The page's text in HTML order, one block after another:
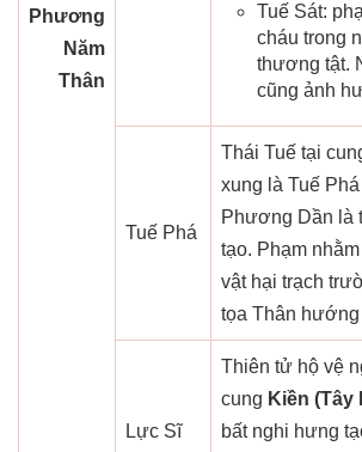
Phương
Năm
Thân
Tuế Sát:
cháu trong
thương tật.
cũng ảnh
Tuế Phá
Thái Tuế tại
xung là Tuế
Phương Dần là
tạo. Phạm
vật hại trạch
tọa Thân
Lực Sĩ
Thiên tử hộ vệ
cung Kiền (Tây
bất nghi hưng